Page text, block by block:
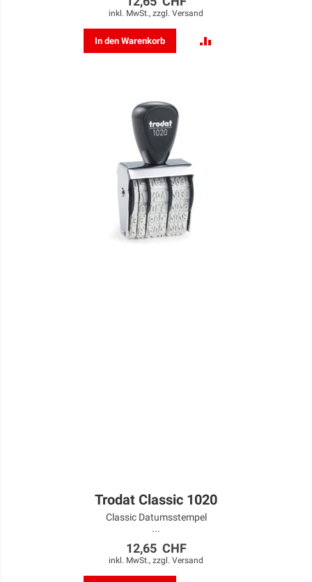
inkl. MwSt., zzgl. Versand
In den Warenkorb
Trodat Classic 1020
Classic Datumsstempel
...
12,65 CHF
inkl. MwSt., zzgl. Versand